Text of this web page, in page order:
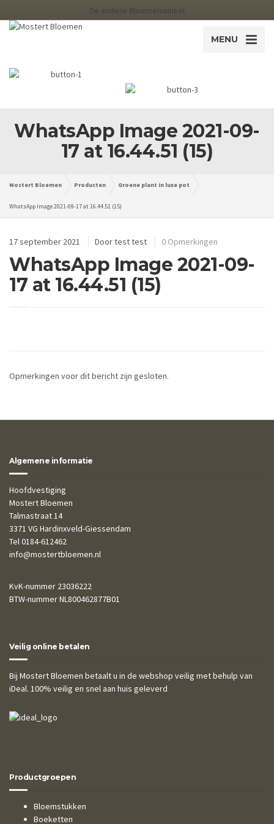
De andere Bloemenwinkel
MENU
WhatsApp Image 2021-09-
17 at 16.44.51 (15)
Mostert Bloemen Producten Groene plant in luxe pot
WhatsApp Image 2021-09-17 at 16.44.51 (15)
17 september 2021 Doortest test 0 Opmerkingen
WhatsApp Image 2021-09-
17 at 16.44.51 (15)
Opmerkingen voor dit bericht zijn gesloten.
Algemene informatie
Hoofdvestiging
Mostert Bloemen
Talmastraat 14
3371 VG Hardinxveld-Giessendam
Tel 0184-612462
info@mostertbloemen.nl
KvK-nummer 23036222
BTW-nummer NL800462877B01
Veilig online betalen
Bij Mostert Bloemen betaalt u in de webshop veilig met behulp van
iDeal. 100% veilig en snel aan huis geleverd
Productgroepen
Bloemstukken
Boeketten